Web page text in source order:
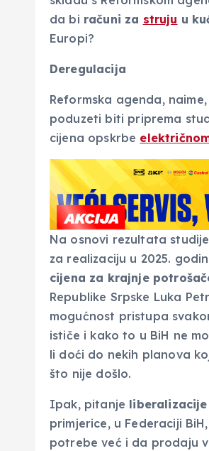
da bi računi za struju u
Europi?
Deregulacija
Reformska agenda,
poduzeti biti priprema
cijena opskrbe
Na osnovi rezultata
za realizaciju u 2025.
cijena za krajnje
Republike Srpske Luka
mogućnost pristupa
ističe i kako to u BiH ne
li doći do nekih planova
što nije došlo.
Ipak, pitanje
primjerice, u Federaciji
potrebe već i da prodaju